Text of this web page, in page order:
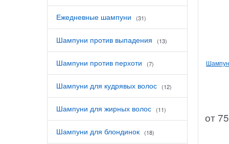
Ежедневные шампуни (31)
Шампуни против выпадения (13)
Шампуни против перхоти (7)
Шампуни для кудрявых волос (12)
Шампуни для жирных волос (11)
Шампуни для блондинок (18)
от